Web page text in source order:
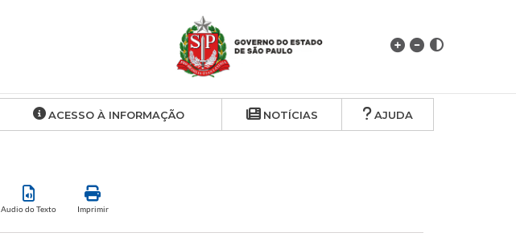
ACESSO À INFORMAÇÃO NOTÍCIAS AJUDA
Audio do Texto Imprimir